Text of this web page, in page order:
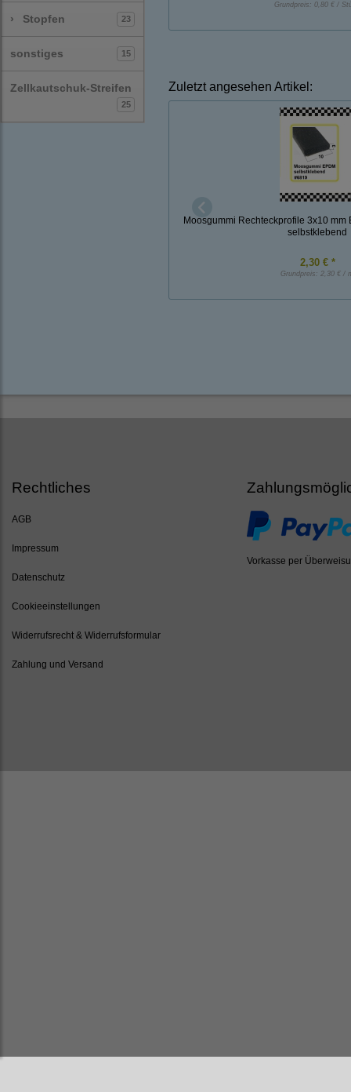
› Stopfen 23
sonstiges 15
Zellkautschuk-Streifen
25
Grundpreis: 0,80 € /
Zuletzt angesehen Artikel:
Moosgummi Rechteckprofile 3x10 mm
selbstklebend
2,30 € *
Grundpreis: 2,30 € /
Rechtliches
AGB
Impressum
Datenschutz
Cookieeinstellungen
Widerrufsrecht & Widerrufsformular
Zahlung und Versand
Vorkasse per